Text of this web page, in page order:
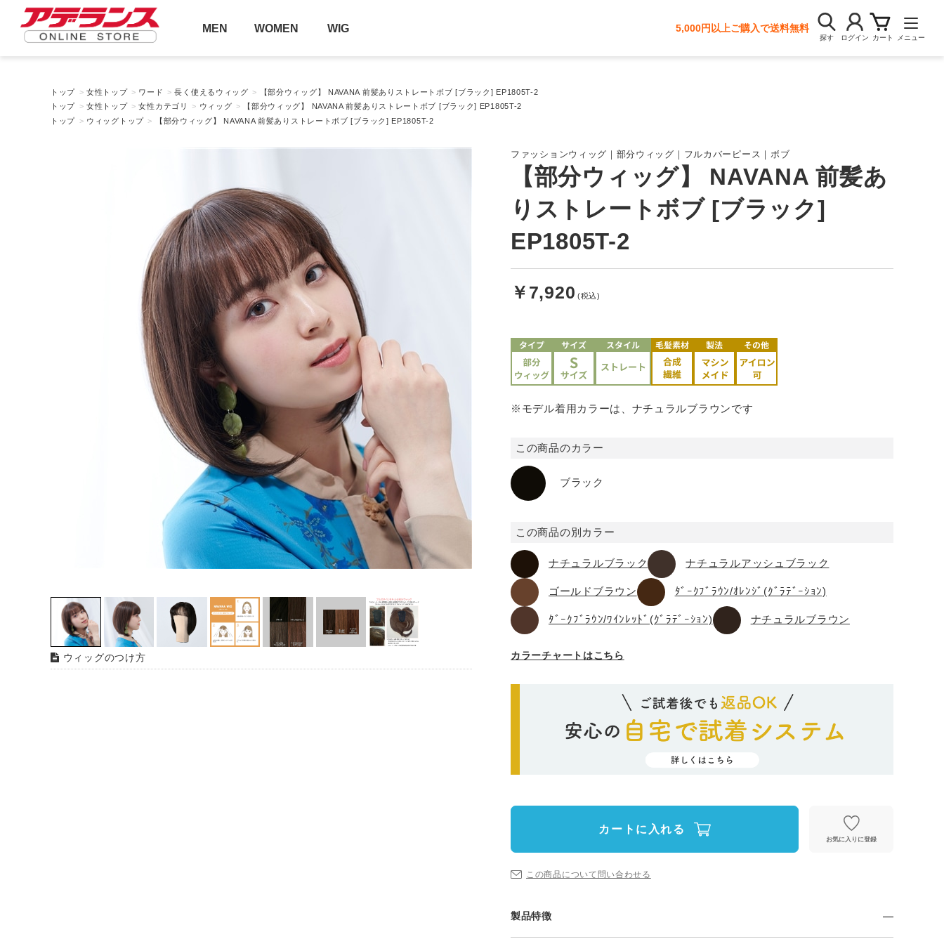
MEN WOMEN WIG 5,000円以上ご購入で送料無料
探す ログイン カート メニュー
トップ >女性トップ > ワード >長く使えるウィッグ >
【部分ウィッグ】 NAVANA 前髪ありストレートボブ [ブラック] EP1805T-2
トップ
>女性トップ >女性カテゴリ > ウィッグ >
【部分ウィッグ】 NAVANA 前髪ありストレートボブ [ブラック] EP1805T-2
トップ > ウィッグトップ > 【部分ウィッグ】 NAVANA 前髪ありストレートボブ [ブラック] EP1805T-2
ウィッグのつけ方
ファッションウィッグ｜部分ウィッグ｜フルカバーピース｜ボブ
【部分ウィッグ】 NAVANA 前髪あ
りストレートボブ [ブラック]
EP1805T-2
￥7,920
カートに入れる
この商品について問い合わせる
お気に入りに登録
製品特徴
※モデル着用カラーは、ナチュラルブラウンです
この商品のカラー
ブラック
この商品の別カラー
ナチュラルブラック ナチュラルアッシュブラック
ゴールドブラウン ﾀﾞｰｸﾌﾞﾗｳﾝ/ｵﾚﾝｼﾞ(ｸﾞﾗﾃﾞｰｼｮﾝ)
ﾀﾞｰｸﾌﾞﾗｳﾝ/ﾜｲﾝﾚｯﾄﾞ(ｸﾞﾗﾃﾞｰｼｮﾝ) ナチュラルブラウン
カラーチャートはこちら